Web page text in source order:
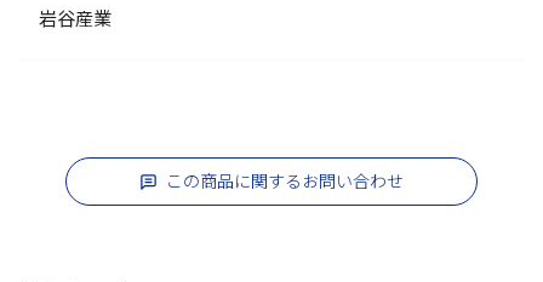
岩谷産業
この商品に関するお問い合わせ